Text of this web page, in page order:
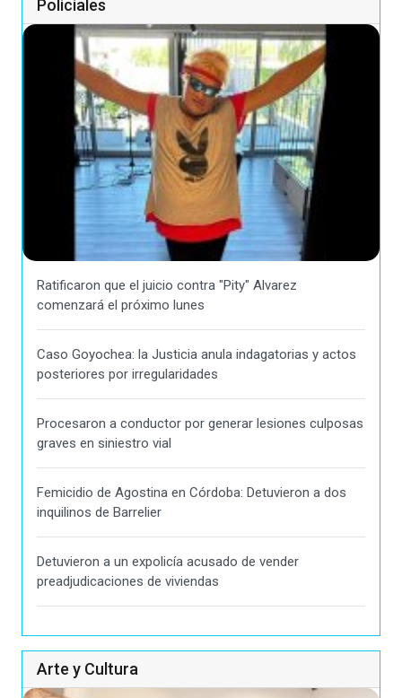
Policiales
Ratificaron que el juicio contra "Pity" Alvarez
comenzará el próximo lunes
Caso Goyochea: la Justicia anula indagatorias y actos
posteriores por irregularidades
Procesaron a conductor por generar lesiones culposas
graves en siniestro vial
Femicidio de Agostina en Córdoba: Detuvieron a dos
inquilinos de Barrelier
Detuvieron a un expolicía acusado de vender
preadjudicaciones de viviendas
Arte y Cultura